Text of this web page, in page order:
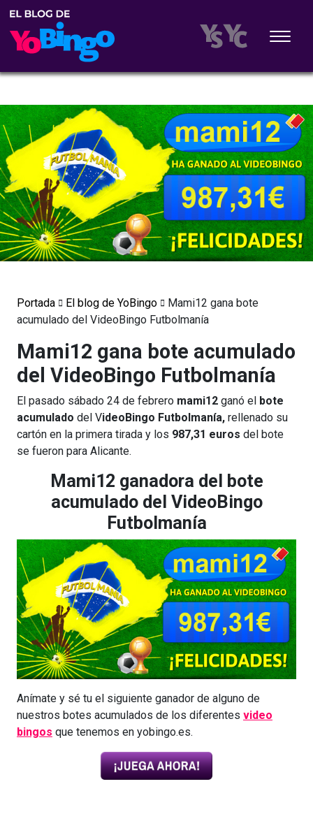
Portada El blog de YoBingo
Mami12 gana bote
acumulado del VideoBingo Futbolmanía
Mami12 gana bote acumulado
del VideoBingo Futbolmanía
El pasado sábado 24 de febrero mami12 ganó el bote
acumulado del VideoBingo Futbolmanía, rellenado su
cartón en la primera tirada y los 987,31 euros del bote
se fueron para Alicante.
Mami12 ganadora del bote
acumulado del VideoBingo
Futbolmanía
Anímate y sé tu el siguiente ganador de alguno de
nuestros botes acumulados de los diferentes video
bingos que tenemos en yobingo.es.